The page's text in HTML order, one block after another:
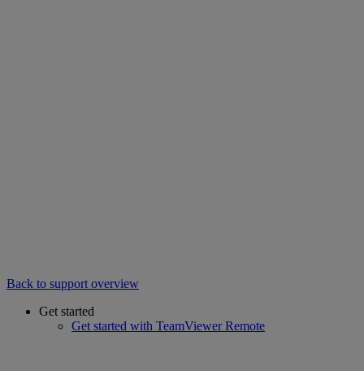
Back to support overview
Get started
Get started with TeamViewer Remote